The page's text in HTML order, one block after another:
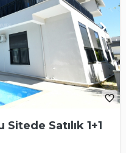
keyboard_arrow_right
favorite_border
Satılık 1+1